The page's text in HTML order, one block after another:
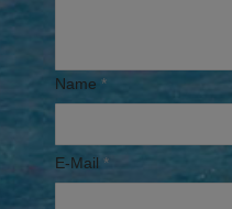
Name *
E-Mail *